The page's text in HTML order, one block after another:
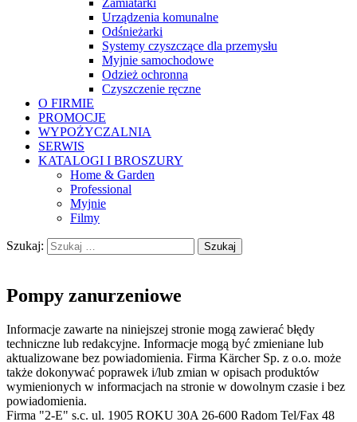
Urządzenia komunalne
Odśnieżarki
Systemy czyszczące dla przemysłu
Myjnie samochodowe
Odzież ochronna
Czyszczenie ręczne
O FIRMIE
PROMOCJE
WYPOŻYCZALNIA
SERWIS
KATALOGI I BROSZURY
Home & Garden
Professional
Myjnie
Filmy
Szukaj:
Pompy zanurzeniowe
Informacje zawarte na niniejszej stronie mogą zawierać błędy
techniczne lub redakcyjne. Informacje mogą być zmieniane lub
aktualizowane bez powiadomienia. Firma Kärcher Sp. z o.o. może
także dokonywać poprawek i/lub zmian w opisach produktów
wymienionych w informacjach na stronie w dowolnym czasie i bez
powiadomienia.
Firma "2-E" s.c. ul. 1905 ROKU 30A 26-600 Radom Tel/Fax 48